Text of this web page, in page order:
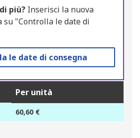
più? Inserisci la nuova
su "Controlla le date di
le date di consegna
Per unità
60,60 €